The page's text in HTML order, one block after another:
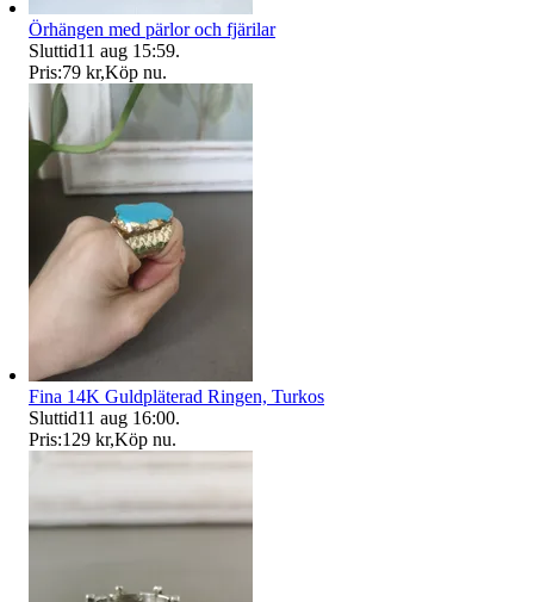
Örhängen med pärlor och fjärilar
Sluttid11 aug 15:59.
Pris:79 kr,Köp nu.
Fina 14K Guldpläterad Ringen, Turkos
Sluttid11 aug 16:00.
Pris:129 kr,Köp nu.